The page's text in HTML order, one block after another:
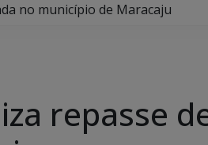
no município de Maracaju
repasse